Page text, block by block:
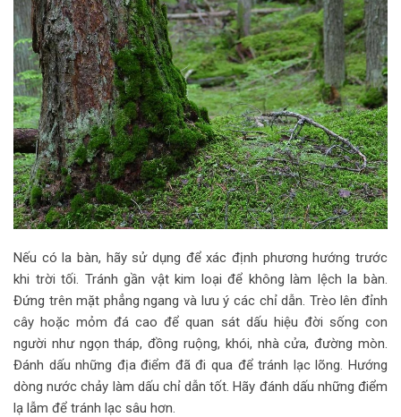
Nếu có la bàn, hãy sử dụng để xác định phương hướng trước
khi trời tối. Tránh gần vật kim loại để không làm lệch la bàn.
Đứng trên mặt phẳng ngang và lưu ý các chỉ dẫn. Trèo lên đỉnh
cây hoặc mỏm đá cao để quan sát dấu hiệu đời sống con
người như ngọn tháp, đồng ruộng, khói, nhà cửa, đường mòn.
Đánh dấu những địa điểm đã đi qua để tránh lạc lõng. Hướng
dòng nước chảy làm dấu chỉ dẫn tốt. Hãy đánh dấu những điểm
lạ lẫm để tránh lạc sâu hơn.